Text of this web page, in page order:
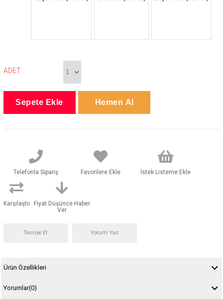
ADET
Telefonla Sipariş Favorilere Ekle İstek Listeme Ekle
Karşılaştır
Fiyat Düşünce Haber
Ver
Tavsiye Et Yorum Yaz
Ürün Özellikleri
Yorumlar(0)